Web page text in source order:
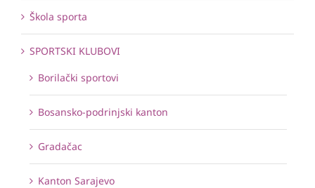
Škola sporta
SPORTSKI KLUBOVI
Borilački sportovi
Bosansko-podrinjski kanton
Gradačac
Kanton Sarajevo